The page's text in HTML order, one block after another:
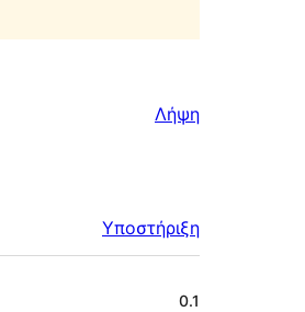
Λήψη
Υποστήριξη
0.1